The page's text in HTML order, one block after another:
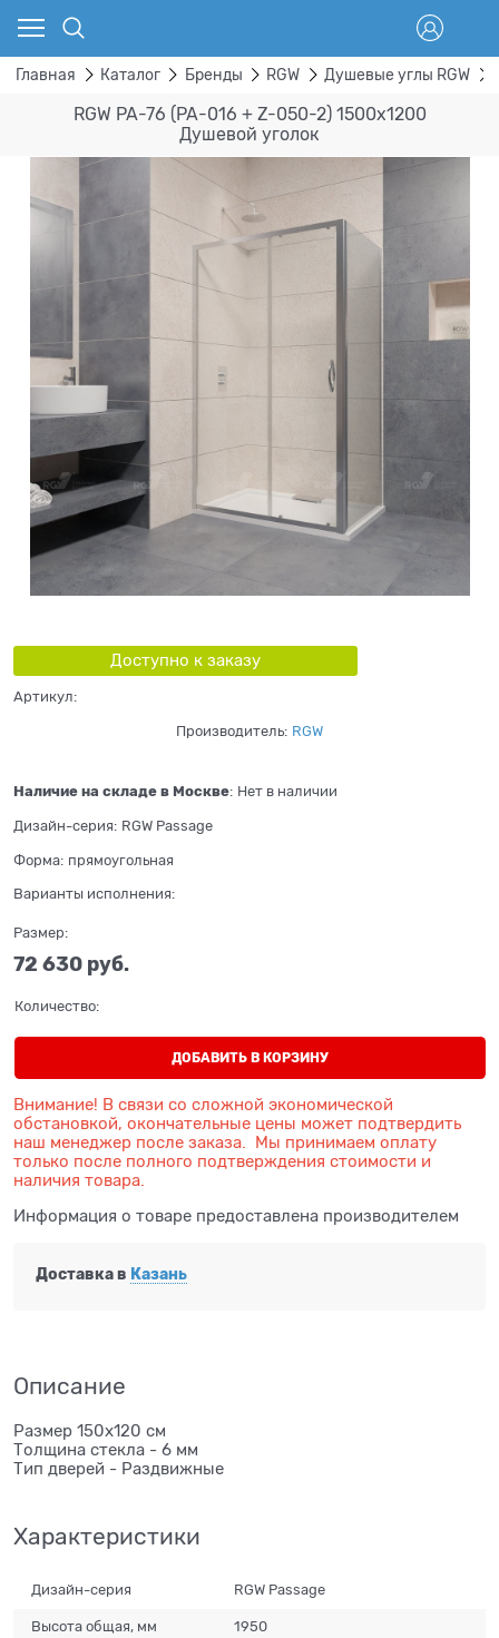
Главная Каталог Бренды RGW Душевые углы RGW
RGW PA-76 (PA-016 + Z-050-2) 1500x1200
Душевой уголок
Доступно к заказу
Артикул:
Производитель: RGW
Наличие на складе в Москве: Нет в наличии
Дизайн-серия: RGW Passage
Форма: прямоугольная
Варианты исполнения:
Размер:
72 630 руб.
Количество:
ДОБАВИТЬ В КОРЗИНУ
Внимание! В связи со сложной экономической
обстановкой, окончательные цены может подтвердить
наш менеджер после заказа. Мы принимаем оплату
только после полного подтверждения стоимости и
наличия товара.
Информация о товаре предоставлена производителем
Доставка в Казань
Описание
Размер 150х120 см
Толщина стекла - 6 мм
Тип дверей - Раздвижные
Характеристики
Дизайн-серия RGW Passage
Высота общая, мм 1950